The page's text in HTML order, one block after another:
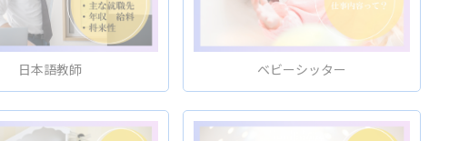
日本語教師 ベビーシッター